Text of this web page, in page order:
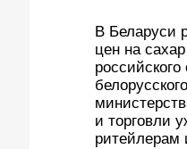
В Беларуси
цен на
и торговли
ритейлерам